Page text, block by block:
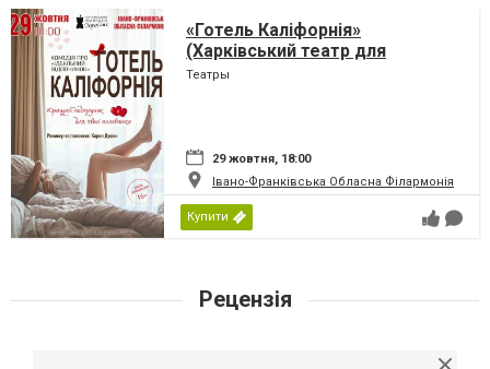
«Готель Каліфорнія»
(Харківський театр для
дорослих)
Театры
29 жовтня, 18:00
Івано-Франківська Обласна Філармонія
Купити
Рецензія